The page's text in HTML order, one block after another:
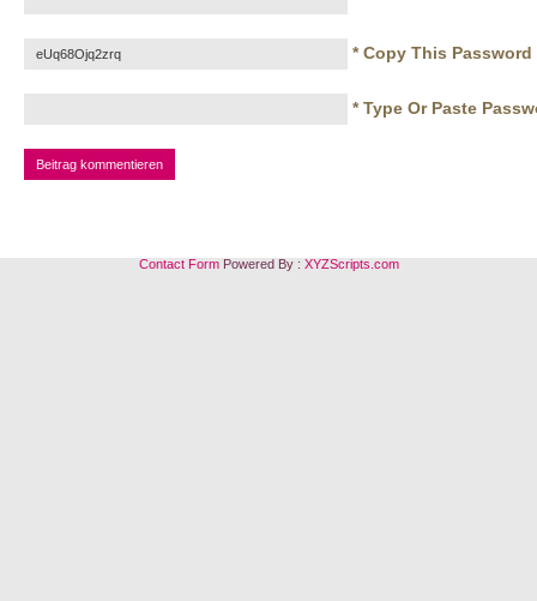
* Copy This Password
* Type Or Paste
Contact FormPowered By : XYZScripts.com